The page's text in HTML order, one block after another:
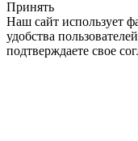
Принять
Наш сайт использует
удобства
подтверждаете свое